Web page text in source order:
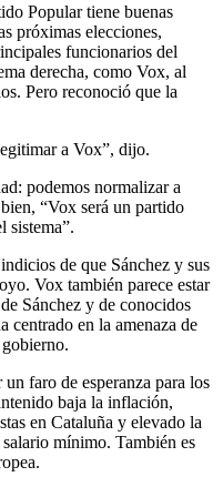
Popular tiene buenas
próximas elecciones,
funcionarios del
derecha, como Vox, al
Pero reconoció que la
a Vox”, dijo.
podemos normalizar a
“Vox será un partido
sistema”.
de que Sánchez y sus
Vox también parece estar
Sánchez y de conocidos
centrado en la amenaza de
faro de esperanza para los
baja la inflación,
en Cataluña y elevado la
mínimo. También es